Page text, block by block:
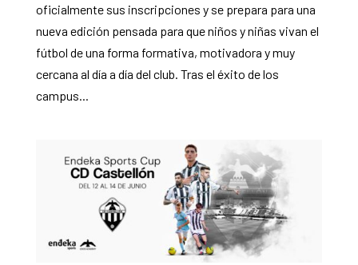
oficialmente sus inscripciones y se prepara para una
nueva edición pensada para que niños y niñas vivan el
fútbol de una forma formativa, motivadora y muy
cercana al día a día del club. Tras el éxito de los
campus...